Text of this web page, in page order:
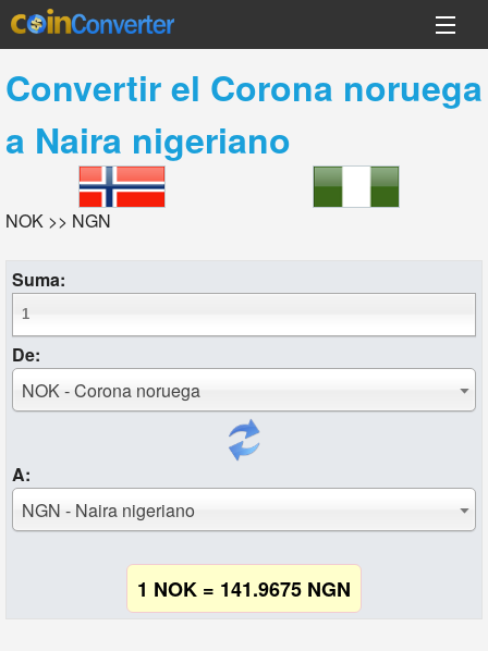
Convertir el Corona noruega
a Naira nigeriano
NOK >> NGN
Suma:
De:
NOK - Corona noruega
A:
NGN - Naira nigeriano
1 NOK = 141.9675 NGN